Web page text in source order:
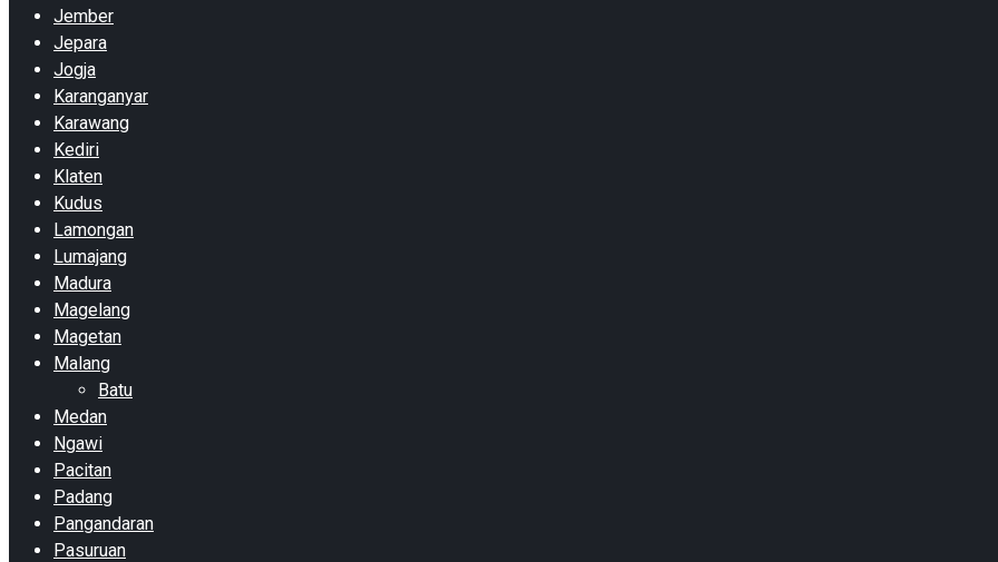
Jember
Jepara
Jogja
Karanganyar
Karawang
Kediri
Klaten
Kudus
Lamongan
Lumajang
Madura
Magelang
Magetan
Malang
Batu
Medan
Ngawi
Pacitan
Padang
Pangandaran
Pasuruan